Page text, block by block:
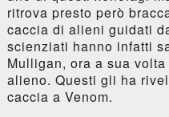
ritrova presto però
caccia di alieni guidati
scienziati hanno infatti
Mulligan, ora a sua
alieno. Questi gli ha
caccia a Venom.